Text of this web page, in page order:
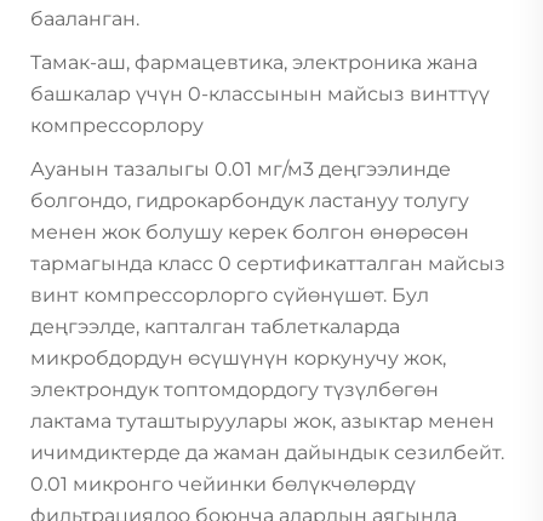
бааланган.
Тамак-аш, фармацевтика, электроника жана
башкалар үчүн 0-классынын майсыз винттүү
компрессорлору
Ауанын тазалыгы 0.01 мг/м3 деңгээлинде
болгондо, гидрокарбондук ластануу толугу
менен жок болушу керек болгон өнөрөсөн
тармагында класс 0 сертификатталган майсыз
винт компрессорлорго сүйөнүшөт. Бул
деңгээлде, капталган таблеткаларда
микробдордун өсүшүнүн коркунучу жок,
электрондук топтомдордогу түзүлбөгөн
лактама туташтыруулары жок, азыктар менен
ичимдиктерде да жаман дайындык сезилбейт.
0.01 микронго чейинки бөлүкчөлөрдү
фильтрациялоо боюнча алардын аягында